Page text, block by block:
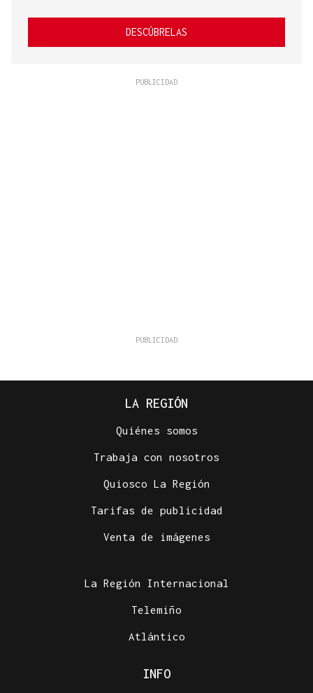
DESCÚBRELAS
LA REGIÓN
Quiénes somos
Trabaja con nosotros
Quiosco La Región
Tarifas de publicidad
Venta de imágenes
La Región Internacional
Telemiño
Atlántico
INFO